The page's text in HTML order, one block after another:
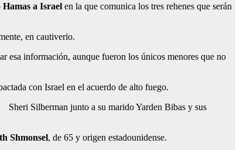
a Israel en la que comunica los tres rehenes que serán
en cautiverio.
esa información, aunque fueron los únicos menores que no
con Israel en el acuerdo de alto fuego.
Sheri Silberman junto a su marido Yarden Bibas y sus
Shmonsel, de 65 y origen estadounidense.